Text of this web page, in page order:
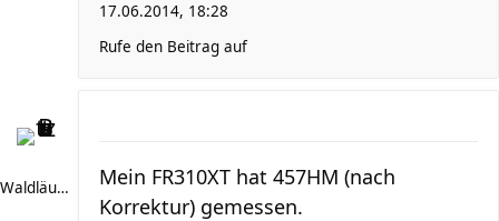
17.06.2014, 18:28
Rufe den Beitrag auf
Waldläufer 66
Mein FR310XT hat 457HM (nach
Korrektur) gemessen.